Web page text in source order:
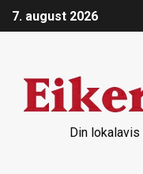
7. august 2026
Din